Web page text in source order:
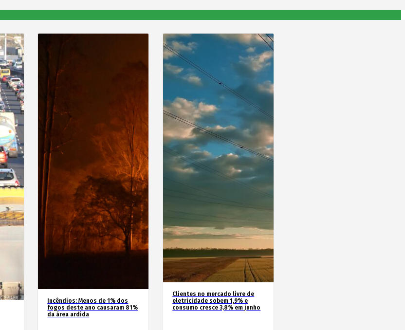
Incêndios: Menos de 1% dos
fogos deste ano causaram 81%
da área ardida
Clientes no mercado livre de
eletricidade sobem 1,9% e
consumo cresce 3,8% em junho